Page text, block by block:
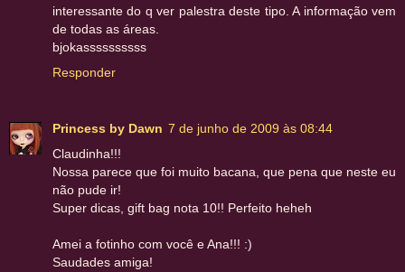
interessante do q ver palestra deste tipo. A informação vem
de todas as áreas.
bjokassssssssss
Responder
Princess by Dawn 7 de junho de 2009 às 08:44
Claudinha!!!
Nossa parece que foi muito bacana, que pena que neste eu
não pude ir!
Super dicas, gift bag nota 10!! Perfeito heheh
Amei a fotinho com você e Ana!!! :)
Saudades amiga!